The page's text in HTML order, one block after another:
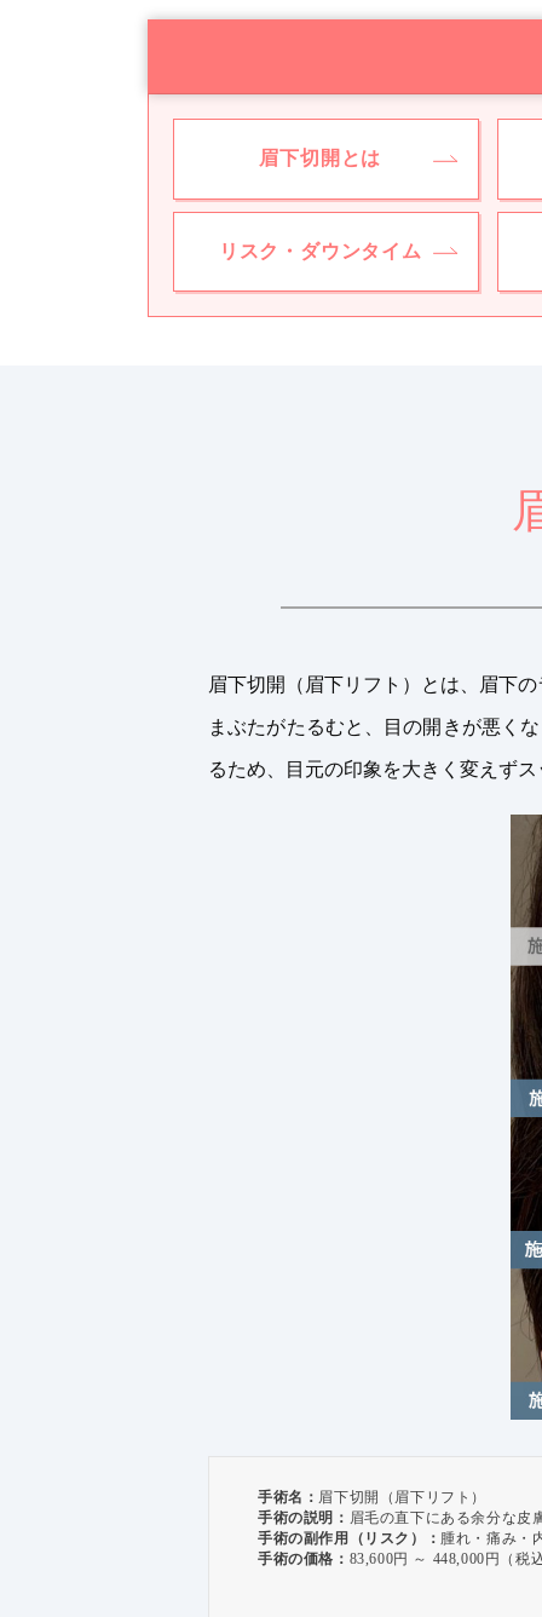
眉下切開とは
リスク・ダウンタイム
眉下切開（眉下リフト）とは、眉下
まぶたがたるむと、目の開きが悪く
るため、目元の印象を大きく変えず
手術名： 眉下切開（眉下リフト）
手術の説明： 眉毛の直下にある余分な皮
手術の副作用（リスク）： 腫れ・痛み・
手術の価格： 83,600円 ～ 448,000円（税